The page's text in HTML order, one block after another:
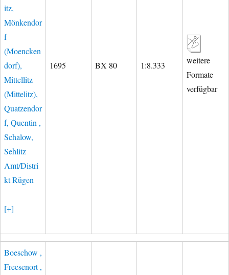
itz,
Mönkendor
f
(Moencken
dorf),
Mittellitz
(Mittelitz),
Quatzendor
f, Quentin ,
Schalow,
Sehlitz
Amt/Distri
kt Rügen
[+]
1695 BX 80 1:8.333
weitere
Formate
verfügbar
Boeschow ,
Freesenort ,